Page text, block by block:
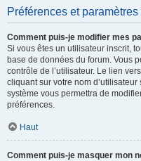
Préférences et
Comment puis-je modifier mes
Si vous êtes un utilisateur inscrit,
base de données du forum. Vous
contrôle de l’utilisateur. Le lien
cliquant sur votre nom
système vous permettra de
préférences.
Haut
Comment puis-je masquer mon